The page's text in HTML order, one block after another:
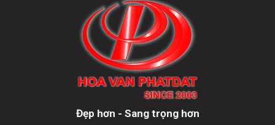
Đẹp hơn - Sang trọng hơn